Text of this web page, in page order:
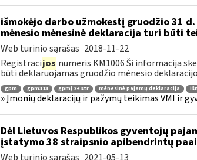
išmokėjo darbo užmokestį gruodžio 31
mėnesio mėnesinė deklaracija turi būti
Web turinio sąrašas 2018-11-22
Registracijos numeris KM1006 Ši informacija
būti deklaruojamas gruodžio mėnesio
gpm gpm313 gpmį 24 str mėnesinė pajamų deklaracija
» Įmonių deklaracijų ir pažymų teikimas VMI ir
Dėl Lietuvos Respublikos gyventojų
įstatymo 38 straipsnio apibendrintų